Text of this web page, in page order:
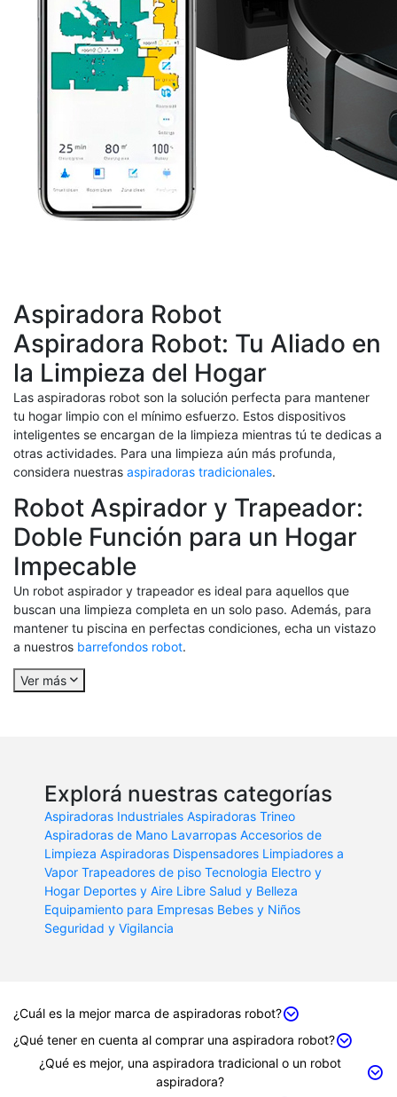
Aspiradora Robot
Aspiradora Robot: Tu Aliado en
la Limpieza del Hogar
Las aspiradoras robot son la solución perfecta para mantener
tu hogar limpio con el mínimo esfuerzo. Estos dispositivos
inteligentes se encargan de la limpieza mientras tú te dedicas a
otras actividades. Para una limpieza aún más profunda,
considera nuestras aspiradoras tradicionales.
Robot Aspirador y Trapeador:
Doble Función para un Hogar
Impecable
Un robot aspirador y trapeador es ideal para aquellos que
buscan una limpieza completa en un solo paso. Además, para
mantener tu piscina en perfectas condiciones, echa un vistazo
a nuestros barrefondos robot.
Ver más
Explorá nuestras categorías
Aspiradoras Industriales Aspiradoras Trineo
Aspiradoras de Mano Lavarropas Accesorios de
Limpieza Aspiradoras Dispensadores Limpiadores a
Vapor Trapeadores de piso Tecnologia Electro y
Hogar Deportes y Aire Libre Salud y Belleza
Equipamiento para Empresas Bebes y Niños
Seguridad y Vigilancia
¿Cuál es la mejor marca de aspiradoras robot?
¿Qué tener en cuenta al comprar una aspiradora robot?
¿Qué es mejor, una aspiradora tradicional o un robot
aspiradora?